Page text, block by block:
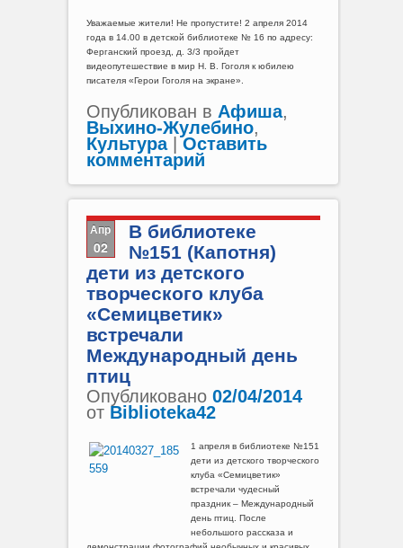
Уважаемые жители! Не пропустите! 2 апреля 2014
года в 14.00 в детской библиотеке № 16 по адресу:
Ферганский проезд, д. 3/3 пройдет
видеопутешествие в мир Н. В. Гоголя к юбилею
писателя «Герои Гоголя на экране».
Опубликован в Афиша,
Выхино-Жулебино,
Культура
|Оставить
комментарий
Апр
02
В библиотеке
№151 (Капотня)
дети из детского
творческого клуба
«Семицветик»
встречали
Международный день
птиц
Опубликовано 02/04/2014
от Biblioteka42
1 апреля в библиотеке №151
дети из детского творческого
клуба «Семицветик»
встречали чудесный
праздник – Международный
день птиц. После
небольшого рассказа и